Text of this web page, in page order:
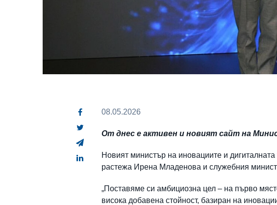
08.05.2026
От днес е активен и новият сайт на
Новият министър на иновациите и
растежа Ирена Младенова и служебния
„Поставяме си амбициозна цел – на първо
висока добавена стойност, базиран на